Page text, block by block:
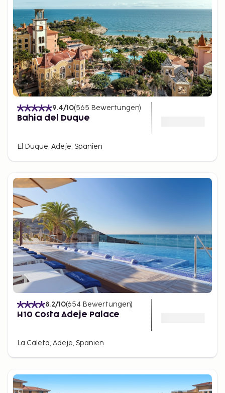
9.4/10(565 Bewertungen)
Bahia del Duque
El Duque, Adeje, Spanien
8.2/10(654 Bewertungen)
H10 Costa Adeje Palace
La Caleta, Adeje, Spanien